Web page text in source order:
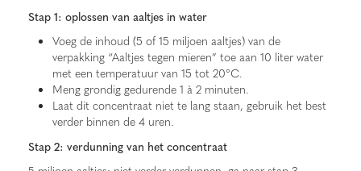
Stap 1: oplossen van aaltjes in water
Voeg de inhoud (5 of 15 miljoen aaltjes) van de
verpakking “Aaltjes tegen mieren” toe aan 10 liter water
met een temperatuur van 15 tot 20°C.
Meng grondig gedurende 1 à 2 minuten.
Laat dit concentraat niet te lang staan, gebruik het best
verder binnen de 4 uren.
Stap 2: verdunning van het concentraat